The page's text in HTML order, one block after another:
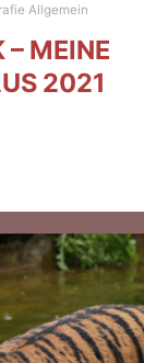
Allgemein
MEINE
2021